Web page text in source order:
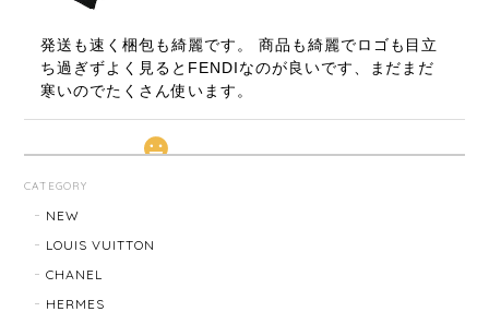
発送も速く梱包も綺麗です。 商品も綺麗でロゴも目立
ち過ぎずよく見るとFENDIなのが良いです、まだまだ
寒いのでたくさん使います。
CATEGORY
NEW
LOUIS VUITTON
CHANEL
HERMES